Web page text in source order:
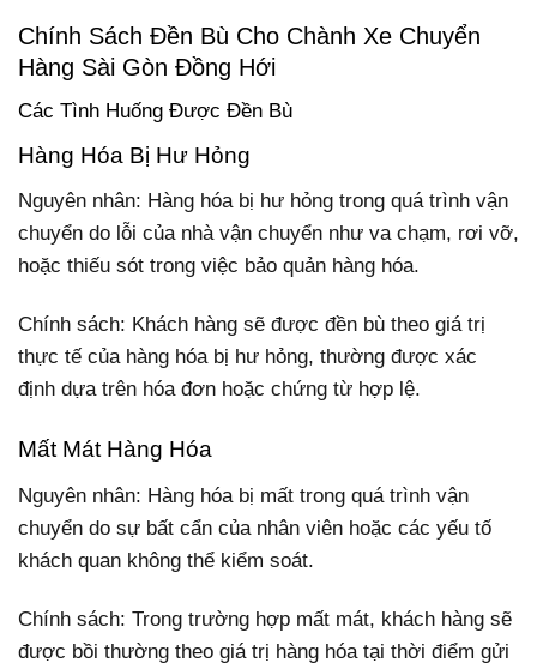
Chính Sách Đền Bù Cho Chành Xe Chuyển
Hàng Sài Gòn Đồng Hới
Các Tình Huống Được Đền Bù
Hàng Hóa Bị Hư Hỏng
Nguyên nhân: Hàng hóa bị hư hỏng trong quá trình vận
chuyển do lỗi của nhà vận chuyển như va chạm, rơi vỡ,
hoặc thiếu sót trong việc bảo quản hàng hóa.
Chính sách: Khách hàng sẽ được đền bù theo giá trị
thực tế của hàng hóa bị hư hỏng, thường được xác
định dựa trên hóa đơn hoặc chứng từ hợp lệ.
Mất Mát Hàng Hóa
Nguyên nhân: Hàng hóa bị mất trong quá trình vận
chuyển do sự bất cẩn của nhân viên hoặc các yếu tố
khách quan không thể kiểm soát.
Chính sách: Trong trường hợp mất mát, khách hàng sẽ
được bồi thường theo giá trị hàng hóa tại thời điểm gửi